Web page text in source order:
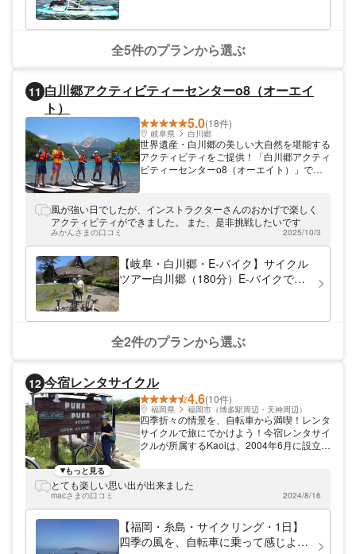
全5件のプランから選ぶ
11 白川郷アクティビティーセンターo8（オーエイ
ト）
5.0(18件)
岐阜県 白川郷
世界遺産・白川郷の美しい大自然を堪能する
アクティビティをご提供！「白川郷アクティ
ビティーセンターo8（オーエイト）」で
催しております！陸の孤島と呼ばれる白川郷
に残された世界遺産級に美しい自然を、アク
ティビティを通じて楽しみましょう♪スリル
と爽快感がたっぷりな体験へ、ぜひ遊びにい
らしてください。
風が強い日でしたが、インストラクターさんのおかげで楽しく
アクティビティができました。 また、是非挑戦したいです
みかんさまの口コミ 2025/10/3
【岐阜・白川郷・E‐バイク】サイクル
ツアー白川郷（180分）E‐バイクで巡
全2件のプランから選ぶ
12 今宿レンタサイクル
4.6(10件)
福岡県 福岡市（博多駅周辺・天神周辺）
四季折々の情景を、自転車から満喫！レンタ
サイクルで旅にでかけよう！今宿レンタサイ
クルが所属するKaoiは、2004年6月に設立。
最高の時間、最高のサービスを心がけていま
す。博多湾沿いの海辺にある当店では、その
ロケーションを活かし、糸島市でのサイクリ
ングプランをご用意しています。福岡県糸島
エリアは、風光明媚な情景が魅力。緑に囲ま
れた林道や山道、潮風感じられる海岸線な
もっと見る
とても楽しい思い出が出来ました
macさまの口コミ 2024/8/16
【福岡・糸島・サイクリング・1日】
四季の風を、自転車に乗って感じよ